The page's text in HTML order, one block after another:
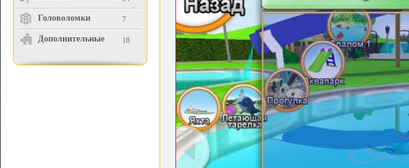
Головоломки 7
Дополнительные 18